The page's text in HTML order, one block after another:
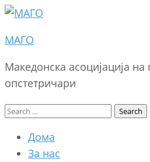
МАГО
Македонска асоцијација на
опстетричари
Search
Дома
За нас